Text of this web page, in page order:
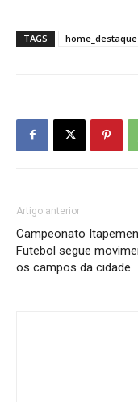
TAGS home_destaque
Artigo anterior
Campeonato
Futebol segue
os campos da cidade